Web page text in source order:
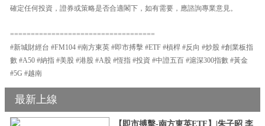
確定任何投資，證券或策略是否合適閣下，如有需要，應諮詢專業意見。
===================================
#新城財經台 #FM104 #南方東英 #即市搏擊 #ETF #槓桿 #反向 #炒股 #創業板指
數 #A50 #納指 #美股 #港股 #A股 #恆指 #投資 #中證五百 #滬深300指數 #黃金
#5G #越南
最新上線
【即市搏擊-南方東英ETF】|朱子昭 李